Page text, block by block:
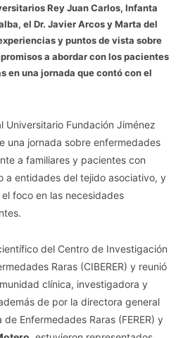
Rey Juan Carlos, Infanta
el Dr. Javier Arcos y Marta del
y puntos de vista sobre
a abordar con los pacientes
en una jornada que contó con el
Universitario Fundación Jiménez
una jornada sobre enfermedades
a familiares y pacientes con
a entidades del tejido asociativo, y
foco en las necesidades
del Centro de Investigación
Raras (CIBERER) y reunió
clínica, investigadora y
de por la directora general
Enfermedades Raras (FERER) y